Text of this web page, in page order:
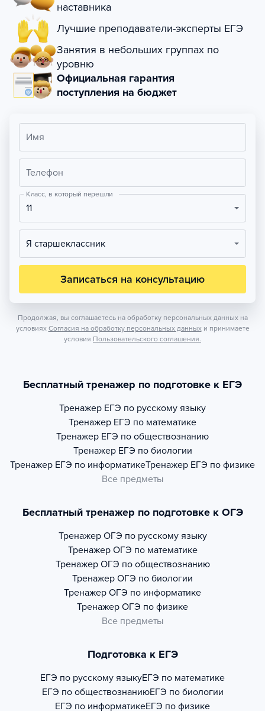
наставника
Лучшие преподаватели-эксперты ЕГЭ
Занятия в небольших группах по
уровню
Официальная гарантия
поступления на бюджет
Имя
Телефон
Класс, в который перешли
11
Я старшеклассник
Записаться на консультацию
Продолжая, вы соглашаетесь на обработку персональных данных на
условиях Согласия на обработку персональных данных и принимаете
условия Пользовательского соглашения.
Бесплатный тренажер по подготовке к ЕГЭ
Тренажер ЕГЭ по русскому языку
Тренажер ЕГЭ по математике
Тренажер ЕГЭ по обществознанию
Тренажер ЕГЭ по биологии
Тренажер ЕГЭ по информатикеТренажер ЕГЭ по физике
Все предметы
Бесплатный тренажер по подготовке к ОГЭ
Тренажер ОГЭ по русскому языку
Тренажер ОГЭ по математике
Тренажер ОГЭ по обществознанию
Тренажер ОГЭ по биологии
Тренажер ОГЭ по информатике
Тренажер ОГЭ по физике
Все предметы
Подготовка к ЕГЭ
ЕГЭ по русскому языкуЕГЭ по математике
ЕГЭ по обществознаниюЕГЭ по биологии
ЕГЭ по информатикеЕГЭ по физике